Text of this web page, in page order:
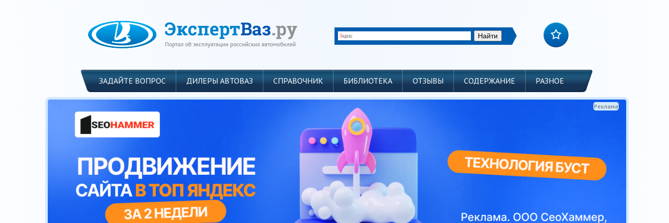
ЗАДАЙТЕ ВОПРОС ДИЛЕРЫ АВТОВАЗ СПРАВОЧНИК БИБЛИОТЕКА ОТЗЫВЫ СОДЕРЖАНИЕ РАЗНОЕ
Реклама